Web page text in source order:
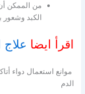
من الممكن
الكبد وشعور
اقرأ ايضا
الدم